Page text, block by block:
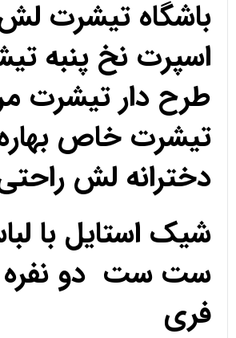
باشگاه تیشرت
اسپرت نخ پنبه
طرح دار تیشرت
تیشرت خاص
دخترانه لش راحتی
شیک استایل با
ست ست دو
فری